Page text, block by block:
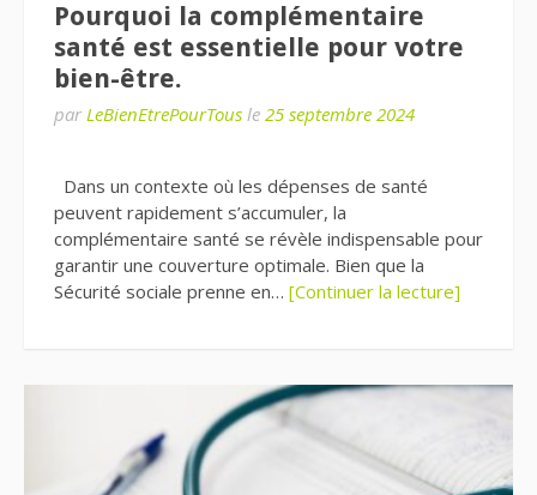
Pourquoi la complémentaire
santé est essentielle pour votre
bien-être.
par LeBienEtrePourTous le 25 septembre 2024
Dans un contexte où les dépenses de santé
peuvent rapidement s’accumuler, la
complémentaire santé se révèle indispensable pour
garantir une couverture optimale. Bien que la
Sécurité sociale prenne en… [Continuer la lecture]